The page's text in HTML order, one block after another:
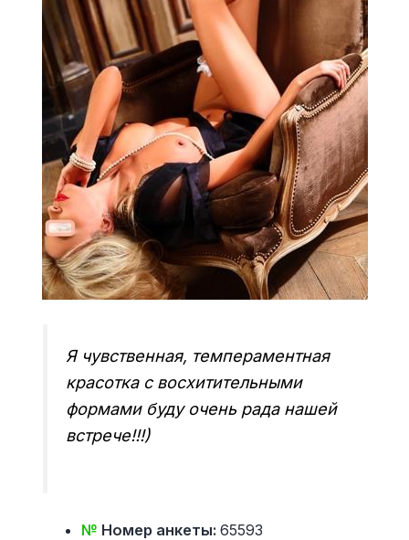
Я чувственная, темпераментная
красотка с восхитительными
формами буду очень рада нашей
встрече!!!)
№ Номер анкеты:65593